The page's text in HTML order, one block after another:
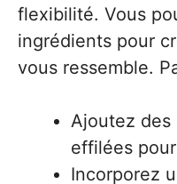
flexibilité. Vous
ingrédients pour
vous ressemble.
Ajoutez des
effilées
Incorporez